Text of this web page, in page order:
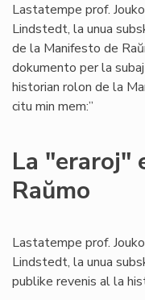
Lastatempe prof. Jouko
Lindstedt, la unua
de la Manifesto de
dokumento per la
historian rolon de la
citu min mem:”
La "eraroj"
Raŭmo
Lastatempe prof. Jouko
Lindstedt, la unua
publike revenis al la